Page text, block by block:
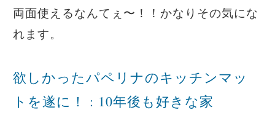
両面使えるなんてぇ〜！！かなりその気にな
れます。
欲しかったパペリナのキッチンマッ
トを遂に！ : 10年後も好きな家